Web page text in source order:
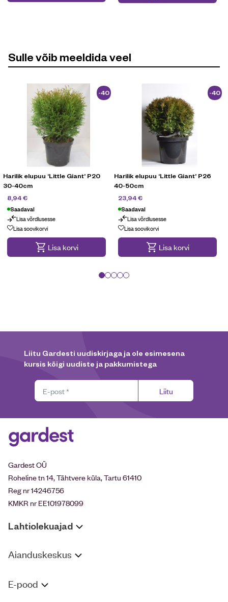
Sulle võib meeldida veel
-40
%
Harilik elupuu ‘Little Giant’ P20
30-40cm
8,94€
Saadaval
Lisa võrdlusesse
Lisa soovikorvi
Lisa korvi
-40
%
Harilik elupuu ‘Little Giant’ P26
40-50cm
23,94€
Saadaval
Lisa võrdlusesse
Lisa soovikorvi
Lisa korvi
Liitu Gardesti uudiskirjaga ja ole esimesena
kursis kõigi uudiste ja pakkumistega
Liitu
Gardest OÜ
Roheline tn 14, Tähtvere küla, Tartu 61410
Reg nr 14246756
KMKR nr EE101978099
Lahtiolekuajad
Aianduskeskus
E-pood